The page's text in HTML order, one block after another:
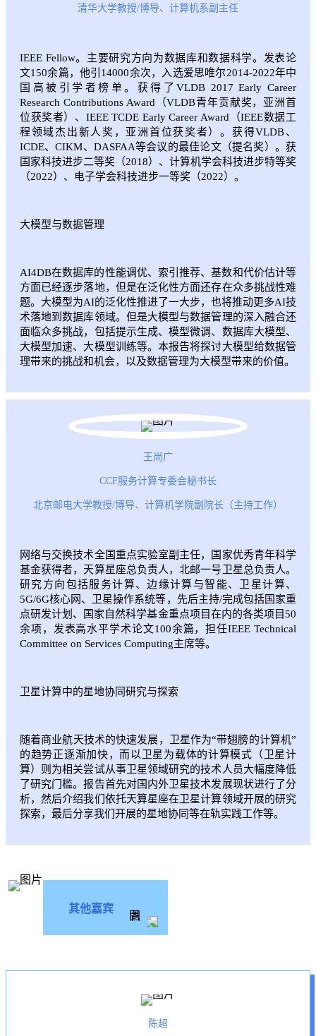
清华大学教授/博导、计算机系副主任
IEEE Fellow。主要研究方向为数据库和数据科学。发表论
文150余篇，他引14000余次，入选爱思唯尔2014-2022年中
国高被引学者榜单。获得了VLDB 2017 Early Career
Research Contributions Award（VLDB青年贡献奖，亚洲首
位获奖者）、IEEE TCDE Early Career Award（IEEE数据工
程领域杰出新人奖，亚洲首位获奖者）。获得VLDB、
ICDE、CIKM、DASFAA等会议的最佳论文（提名奖）。获
国家科技进步二等奖（2018）、计算机学会科技进步特等奖
（2022）、电子学会科技进步一等奖（2022）。
大模型与数据管理
AI4DB在数据库的性能调优、索引推荐、基数和代价估计等
方面已经逐步落地，但是在泛化性方面还存在众多挑战性难
题。大模型为AI的泛化性推进了一大步，也将推动更多AI技
术落地到数据库领域。但是大模型与数据管理的深入融合还
面临众多挑战，包括提示生成、模型微调、数据库大模型、
大模型加速、大模型训练等。本报告将探讨大模型给数据管
理带来的挑战和机会，以及数据管理为大模型带来的价值。
王尚广
CCF服务计算专委会秘书长
北京邮电大学教授/博导、计算机学院副院长（主持工作）
网络与交换技术全国重点实验室副主任，国家优秀青年科学
基金获得者，天算星座总负责人，北邮一号卫星总负责人。
研究方向包括服务计算、边缘计算与智能、卫星计算、
5G/6G核心网、卫星操作系统等，先后主持/完成包括国家重
点研发计划、国家自然科学基金重点项目在内的各类项目50
余项，发表高水平学术论文100余篇，担任IEEE Technical
Committee on Services Computing主席等。
卫星计算中的星地协同研究与探索
随着商业航天技术的快速发展，卫星作为“带翅膀的计算机”
的趋势正逐渐加快，而以卫星为载体的计算模式（卫星计
算）则为相关尝试从事卫星领域研究的技术人员大幅度降低
了研究门槛。报告首先对国内外卫星技术发展现状进行了分
析，然后介绍我们依托天算星座在卫星计算领域开展的研究
探索，最后分享我们开展的星地协同等在轨实践工作等。
其他嘉宾
陈超